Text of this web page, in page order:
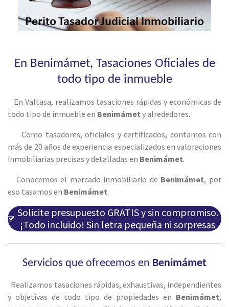
En Benimámet, Tasaciones Oficiales de
todo tipo de inmueble
En Valtasa, realizamos tasaciones rápidas y económicas de
todo tipo de inmueble en Benimámet y alrededores.
Como tasadores, oficiales y certificados, contamos con
más de 20 años de experiencia especializados en valoraciones
inmobiliarias precisas y detalladas en Benimámet.
Conocemos el mercado inmobiliario de Benimámet, por
eso tasamos en Benimámet.
Solicite presupuesto GRATIS y sin compromiso.
¡Todo incluido! Sin letra pequeña ni sorpresas
Servicios que ofrecemos en Benimámet
Realizamos tasaciones rápidas, exhaustivas, independientes
y objetivas de todo tipo de propiedades en Benimámet,